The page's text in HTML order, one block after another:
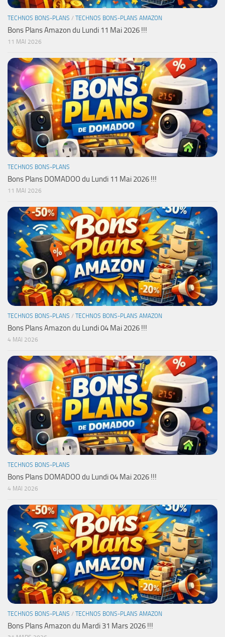
TECHNOS BONS-PLANS / TECHNOS BONS-PLANS AMAZON
Bons Plans Amazon du Lundi 11 Mai 2026 !!!
11 MAI 2026
TECHNOS BONS-PLANS
Bons Plans DOMADOO du Lundi 11 Mai 2026 !!!
11 MAI 2026
TECHNOS BONS-PLANS / TECHNOS BONS-PLANS AMAZON
Bons Plans Amazon du Lundi 04 Mai 2026 !!!
4 MAI 2026
TECHNOS BONS-PLANS
Bons Plans DOMADOO du Lundi 04 Mai 2026 !!!
4 MAI 2026
TECHNOS BONS-PLANS / TECHNOS BONS-PLANS AMAZON
Bons Plans Amazon du Mardi 31 Mars 2026 !!!